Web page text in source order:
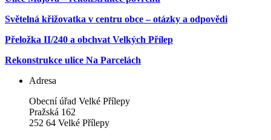
Světelná křižovatka v centru obce – otázky a odpovědi
Přeložka II/240 a obchvat Velkých Přílep
Rekonstrukce ulice Na Parcelách
Adresa
Obecní úřad Velké Přílepy
Pražská 162
252 64 Velké Přílepy